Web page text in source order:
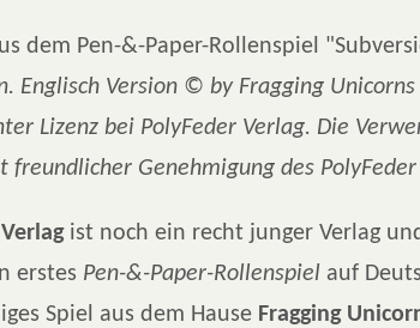
Englisch Version © by Fragging Unicorns
Lizenz bei PolyFeder Verlag. Die
Genehmigung des PolyFeder
ist noch ein recht junger Verlag
erstes Pen-&-Paper-Rollenspiel auf
Spiel aus dem Hause Fragging